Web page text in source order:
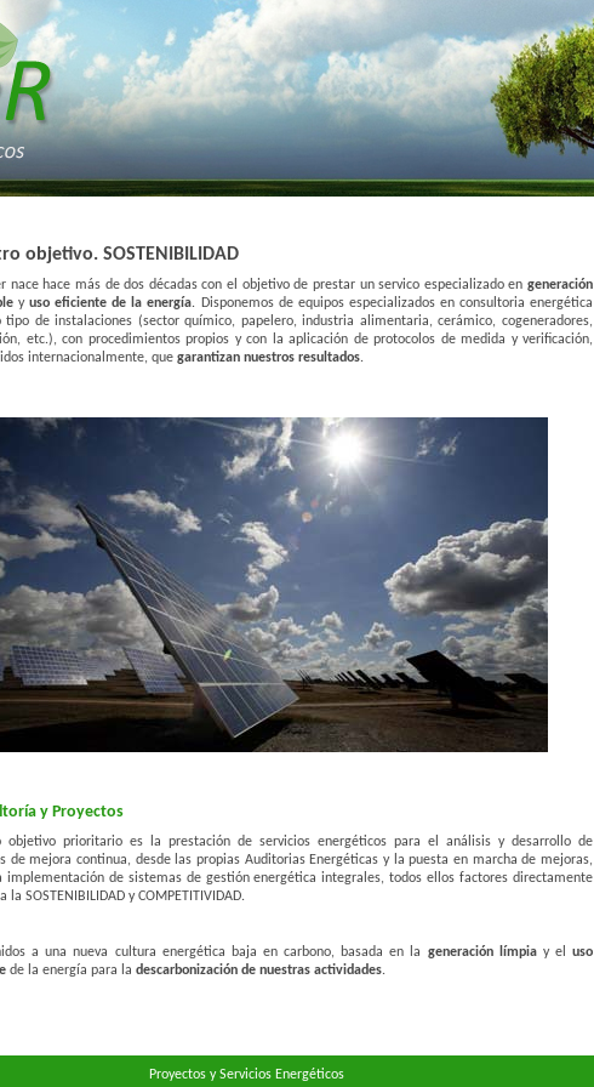
objetivo. SOSTENIBILIDAD
nace hace más de dos décadas con el objetivo de prestar un servico especializado en generación
yuso eficiente de la energía. Disponemos de equipos especializados en consultoria energética
tipo de instalaciones (sector químico, papelero, industria alimentaria, cerámico, cogeneradores,
etc.), con procedimientos propios y con la aplicación de protocolos de medida y verificación,
internacionalmente, que garantizan nuestros resultados.
y Proyectos
objetivo prioritario es la prestación de servicios energéticos para el análisis y desarrollo de
de mejora continua, desde las propias Auditorias Energéticas y la puesta en marcha de mejoras,
implementación de sistemas de gestión energética integrales, todos ellos factores directamente
la SOSTENIBILIDAD y COMPETITIVIDAD.
a una nueva cultura energética baja en carbono, basada en la generación límpiay el uso
de la energía para la descarbonización de nuestras actividades.
y Servicios Energéticos